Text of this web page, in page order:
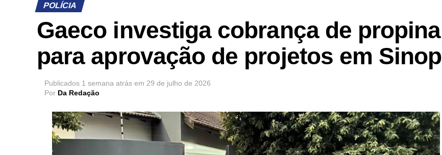
POLÍCIA
Gaeco investiga cobrança de propina
para aprovação de projetos em Sinop
Publicados 1 semana atrás em 29 de julho de 2026
Por Da Redação